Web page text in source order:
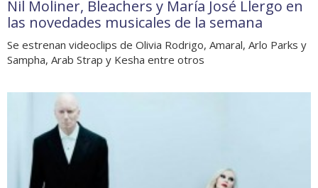
Nil Moliner, Bleachers y María José Llergo en
las novedades musicales de la semana
Se estrenan videoclips de Olivia Rodrigo, Amaral, Arlo Parks y
Sampha, Arab Strap y Kesha entre otros